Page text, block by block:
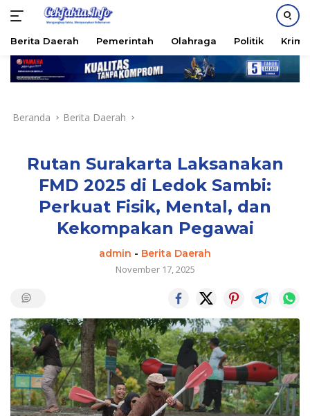
Langsung
Berita Daerah Pemerintah Olahraga Politik
Beranda Berita Daerah
Rutan Surakarta Laksanakan
FMD 2025 di Ledok Sambi:
Perkuat Fisik, Mental, dan
Kekompakan Pegawai
admin - Berita Daerah
November 17, 2025